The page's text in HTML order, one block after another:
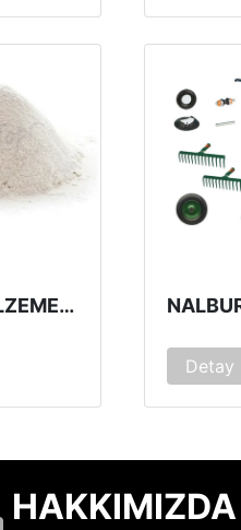
SIVA MALZEMELERI
Detay
HAKKIMIZDA